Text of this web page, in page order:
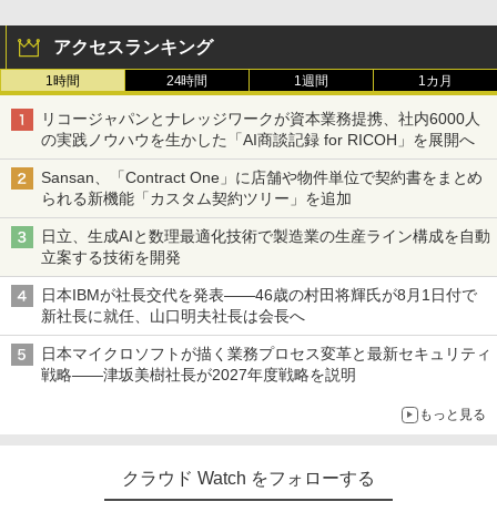
アクセスランキング
1時間 24時間 1週間 1カ月
リコージャパンとナレッジワークが資本業務提携、社内6000人
の実践ノウハウを生かした「AI商談記録 for RICOH」を展開へ
Sansan、「Contract One」に店舗や物件単位で契約書をまとめ
られる新機能「カスタム契約ツリー」を追加
日立、生成AIと数理最適化技術で製造業の生産ライン構成を自動
立案する技術を開発
日本IBMが社長交代を発表――46歳の村田将輝氏が8月1日付で
新社長に就任、山口明夫社長は会長へ
日本マイクロソフトが描く業務プロセス変革と最新セキュリティ
戦略――津坂美樹社長が2027年度戦略を説明
もっと見る
クラウド Watch をフォローする